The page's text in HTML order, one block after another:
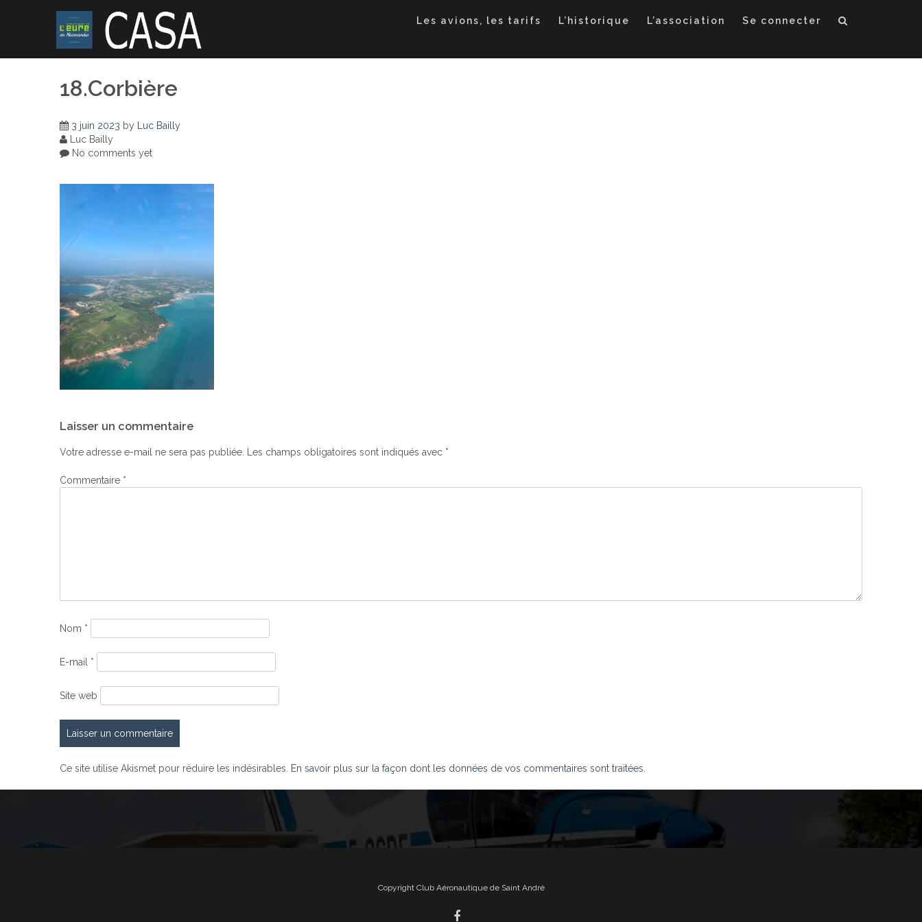
Les avions, les tarifs L’historique L’association Se connecter
18.Corbière
3 juin 2023 by
Luc Bailly
Luc Bailly
No comments yet
de
l’article
Laisser un commentaire
Votre adresse e-mail ne sera pas publiée. Les champs obligatoires sont indiqués avec *
Commentaire *
Nom *
E-mail *
Site web
Ce site utilise Akismet pour réduire les indésirables. En savoir plus sur la façon dont les données de vos commentaires sont traitées.
Copyright Club Aéronautique de Saint André